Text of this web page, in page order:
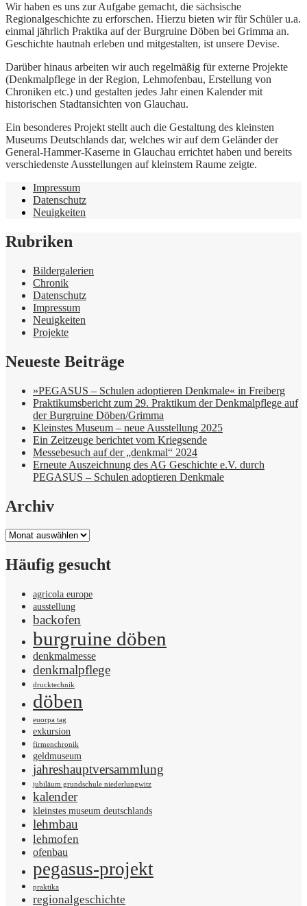
Wir haben es uns zur Aufgabe gemacht, die sächsische
Regionalgeschichte zu erforschen. Hierzu bieten wir für Schüler u.a.
einmal jährlich Praktika auf der Burgruine Döben bei Grimma an.
Geschichte hautnah erleben und mitgestalten, ist unsere Devise.
Darüber hinaus arbeiten wir auch regelmäßig für externe Projekte
(Denkmalpflege in der Region, Lehmofenbau, Erstellung von
Chroniken etc.) und gestalten jedes Jahr einen Kalender mit
historischen Stadtansichten von Glauchau.
Ein besonderes Projekt stellt auch die Gestaltung des kleinsten
Museums Deutschlands dar, welches wir auf dem Geländer der
General-Hammer-Kaserne in Glauchau errichtet haben und bereits
verschiedenste Ausstellungen auf kleinstem Raume zeigte.
Impressum
Datenschutz
Neuigkeiten
Rubriken
Bildergalerien
Chronik
Datenschutz
Impressum
Neuigkeiten
Projekte
Neueste Beiträge
»PEGASUS – Schulen adoptieren Denkmale« in Freiberg
Praktikumsbericht zum 29. Praktikum der Denkmalpflege auf
der Burgruine Döben/Grimma
Kleinstes Museum – neue Ausstellung 2025
Ein Zeitzeuge berichtet vom Kriegsende
Messebesuch auf der „denkmal“ 2024
Erneute Auszeichnung des AG Geschichte e.V. durch
PEGASUS – Schulen adoptieren Denkmale
Archiv
Archiv
Häufig gesucht
agricola europe
ausstellung
backofen
burgruine döben
denkmalmesse
denkmalpflege
drucktechnik
döben
euorpa tag
exkursion
firmenchronik
geldmuseum
jahreshauptversammlung
jubiläum grundschule niederlungwitz
kalender
kleinstes museum deutschlands
lehmbau
lehmofen
ofenbau
pegasus-projekt
praktika
regionalgeschichte